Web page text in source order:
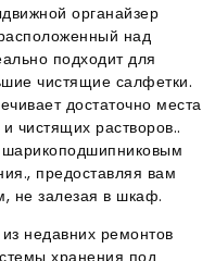
органайзер
над
подходит для
чистящие салфетки.
достаточно места
чистящих растворов..
предоставляя вам
не залезая в шкаф.
недавних ремонтов